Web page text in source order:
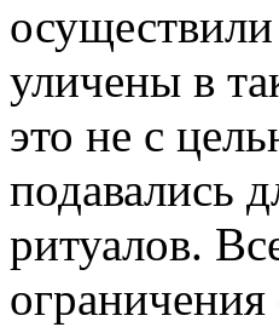
уличены в
это не с
подавались
ритуалов.